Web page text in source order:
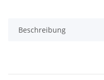
Beschreibung